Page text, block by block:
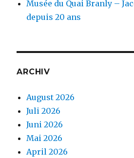
Musée du Quai Branly –
depuis 20 ans
ARCHIV
August 2026
Juli 2026
Juni 2026
Mai 2026
April 2026